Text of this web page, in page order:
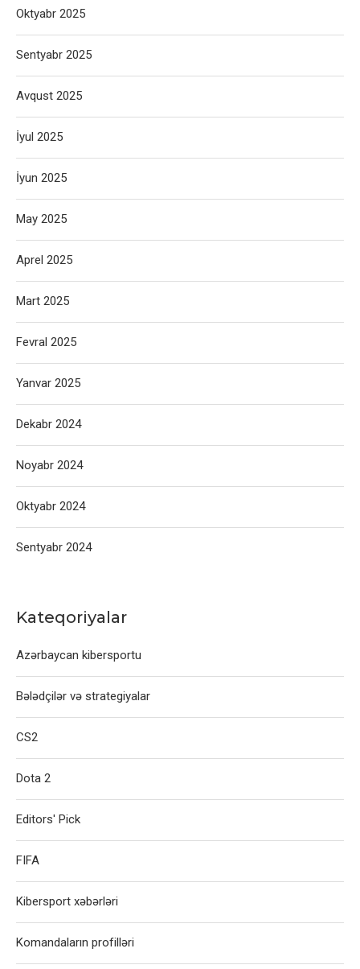
Oktyabr 2025
Sentyabr 2025
Avqust 2025
İyul 2025
İyun 2025
May 2025
Aprel 2025
Mart 2025
Fevral 2025
Yanvar 2025
Dekabr 2024
Noyabr 2024
Oktyabr 2024
Sentyabr 2024
Kateqoriyalar
Azərbaycan kibersportu
Bələdçilər və strategiyalar
CS2
Dota 2
Editors' Pick
FIFA
Kibersport xəbərləri
Komandaların profilləri